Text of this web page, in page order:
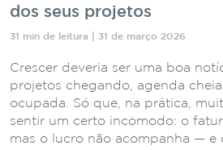
dos seus projetos
31 min de leitura | 31 de março 2026
Crescer deveria ser uma boa
projetos chegando, agenda
ocupada. Só que, na prática,
sentir um certo incômodo: o
mas o lucro não acompanha — e